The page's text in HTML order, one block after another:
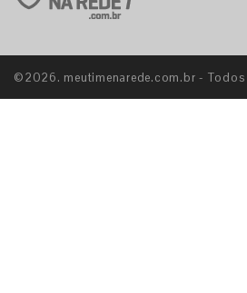
©2026. meutimenarede.com.br - Todos